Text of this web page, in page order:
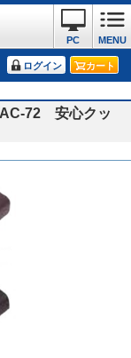
MENU
PC
ログイン カート
72 安心クッ